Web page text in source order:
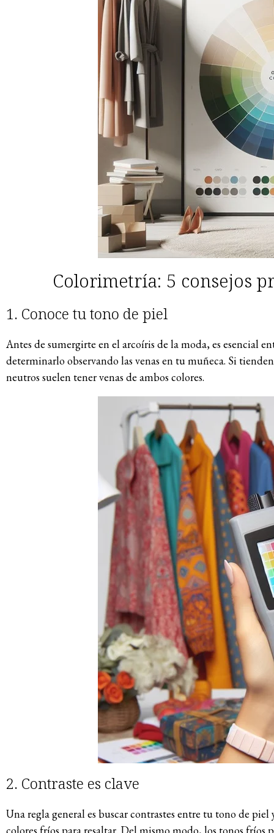
Colorimetría: 5 consejos
1. Conoce tu tono de piel
Antes de sumergirte en el arcoíris de la moda, es esencial
determinarlo observando las venas en tu muñeca. Si
neutros suelen tener venas de ambos colores.
2. Contraste es clave
Una regla general es buscar contrastes entre tu tono de